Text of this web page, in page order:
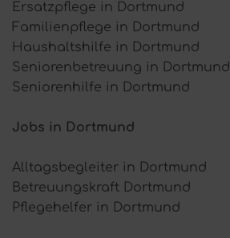
Ersatzpflege in Dortmund
Familienpflege in Dortmund
Haushaltshilfe in Dortmund
Seniorenbetreuung in Dortmund
Seniorenhilfe in Dortmund
Jobs in Dortmund
Alltagsbegleiter in Dortmund
Betreuungskraft Dortmund
Pflegehelfer in Dortmund